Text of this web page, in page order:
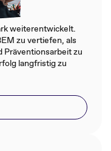
weiterentwickelt.
zu vertiefen, als
Präventionsarbeit zu
langfristig zu